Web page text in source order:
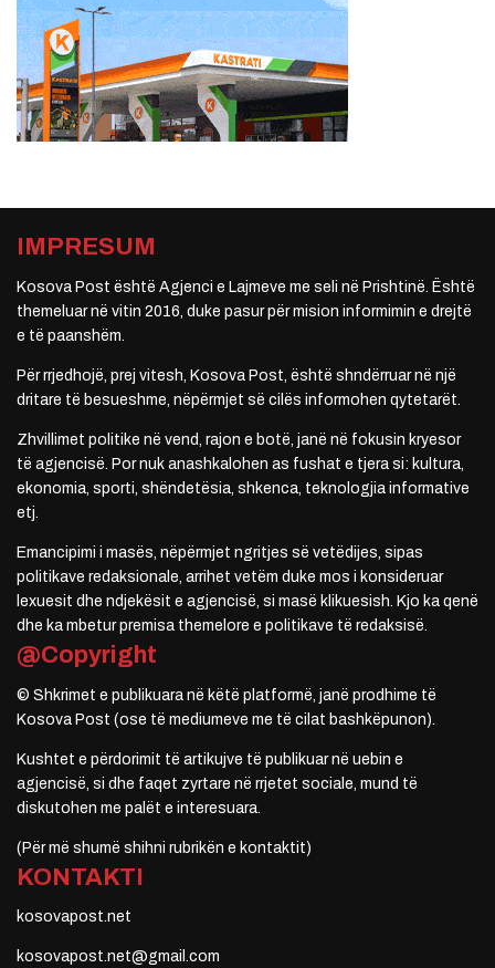
IMPRESUM
Kosova Post është Agjenci e Lajmeve me seli në Prishtinë. Është
themeluar në vitin 2016, duke pasur për mision informimin e drejtë
e të paanshëm.
Për rrjedhojë, prej vitesh, Kosova Post, është shndërruar në një
dritare të besueshme, nëpërmjet së cilës informohen qytetarët.
Zhvillimet politike në vend, rajon e botë, janë në fokusin kryesor
të agjencisë. Por nuk anashkalohen as fushat e tjera si: kultura,
ekonomia, sporti, shëndetësia, shkenca, teknologjia informative
etj.
Emancipimi i masës, nëpërmjet ngritjes së vetëdijes, sipas
politikave redaksionale, arrihet vetëm duke mos i konsideruar
lexuesit dhe ndjekësit e agjencisë, si masë klikuesish. Kjo ka qenë
dhe ka mbetur premisa themelore e politikave të redaksisë.
@Copyright
© Shkrimet e publikuara në këtë platformë, janë prodhime të
Kosova Post (ose të mediumeve me të cilat bashkëpunon).
Kushtet e përdorimit të artikujve të publikuar në uebin e
agjencisë, si dhe faqet zyrtare në rrjetet sociale, mund të
diskutohen me palët e interesuara.
(Për më shumë shihni rubrikën e kontaktit)
KONTAKTI
kosovapost.net
kosovapost.net@gmail.com